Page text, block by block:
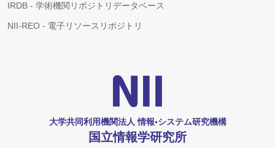
IRDB - 学術機関リポジトリデータベース
NII-REO - 電子リソースリポジトリ
大学共同利用機関法人 情報•システム研究機構
国立情報学研究所